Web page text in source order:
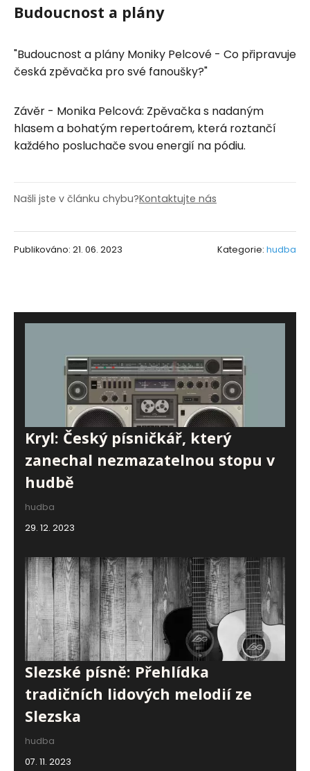
Budoucnost a plány
"Budoucnost a plány Moniky Pelcové - Co připravuje
česká zpěvačka pro své fanoušky?"
Závěr - Monika Pelcová: Zpěvačka s nadaným
hlasem a bohatým repertoárem, která roztančí
každého posluchače svou energií na pódiu.
Našli jste v článku chybu?Kontaktujte nás
Publikováno: 21. 06. 2023 Kategorie: hudba
Kryl: Český písničkář, který
zanechal nezmazatelnou stopu v
hudbě
hudba
29. 12. 2023
Slezské písně: Přehlídka
tradičních lidových melodií ze
Slezska
hudba
07. 11. 2023